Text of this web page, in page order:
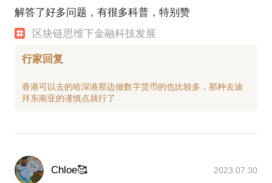
解答了好多问题，有很多科普，特别赞
区块链思维下金融科技发展
行家回复
香港可以去的哈深港那边做数字货币的也比较多，那种去迪
Chloe🥰 2023.07.30